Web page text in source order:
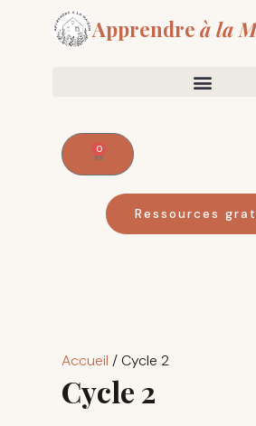
Apprendre à la
0
Panier
Ressources
Accueil / Cycle 2
Cycle 2